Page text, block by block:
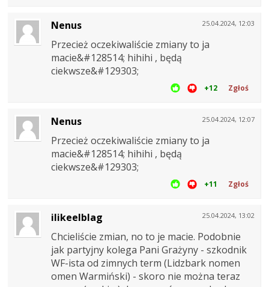
25.04.2024, 12:03
Nenus
Przecież oczekiwaliście zmiany to ja
macie&#128514; hihihi , będą
ciekwsze&#129303;
+12 Zgłoś
25.04.2024, 12:07
Nenus
Przecież oczekiwaliście zmiany to ja
macie&#128514; hihihi , będą
ciekwsze&#129303;
+11 Zgłoś
25.04.2024, 13:02
ilikeelblag
Chcieliście zmian, no to je macie. Podobnie
jak partyjny kolega Pani Grażyny - szkodnik
WF-ista od zimnych term (Lidzbark nomen
omen Warmiński) - skoro nie można teraz